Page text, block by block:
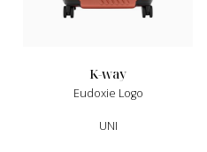
k-way
Eudoxie Logo
UNI